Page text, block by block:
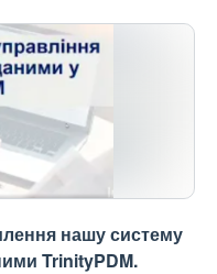
нашу систему
TrinityPDM.